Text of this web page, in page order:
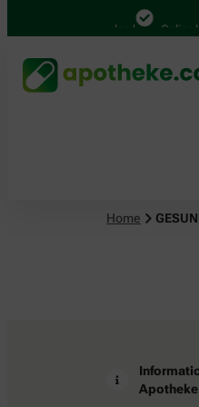
4.000 Mal in Deutschland Online
Home
Apotheke